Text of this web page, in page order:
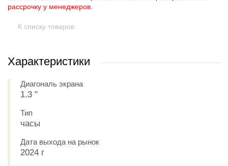
рассрочку у менеджеров.
К списку товаров
Характеристики
Диагональ экрана
1.3 "
Тип
часы
Дата выхода на рынок
2024 г